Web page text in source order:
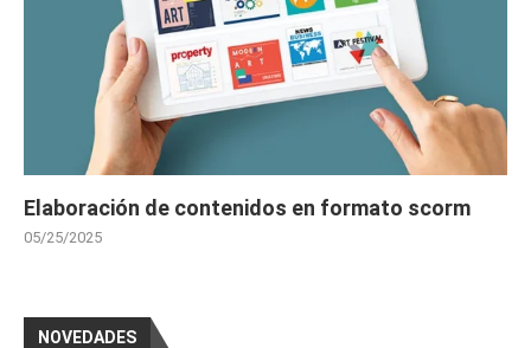
Elaboración de contenidos en formato scorm
05/25/2025
NOVEDADES